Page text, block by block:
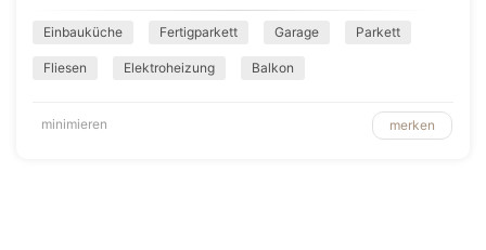
Einbauküche Fertigparkett Garage Parkett
Fliesen Elektroheizung Balkon
minimieren merken